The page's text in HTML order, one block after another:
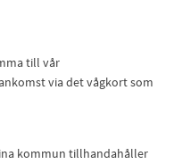
till vår
via det vågkort som
kommun tillhandahåller